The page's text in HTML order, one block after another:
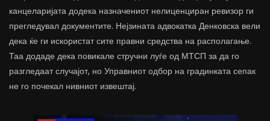
канцеларијата додека назначениот нелиценциран ревизор ги
прегледувал документите. Нејзината адвокатка Денковска вели
дека ќе ги искористат сите правни средства на располагање.
Таа додаде дека повикале стручни луѓе од МТСП за да го
разгледаат случајот, но Управниот одбор на градинката сепак
не го почекал нивниот извештај.